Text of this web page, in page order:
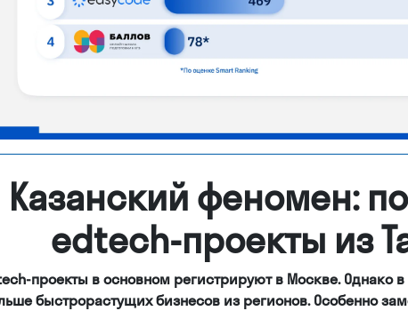
Казанский феномен:
edtech-проекты из
проекты в основном регистрируют в Москве. Однако
быстрорастущих бизнесов из регионов. Особенно